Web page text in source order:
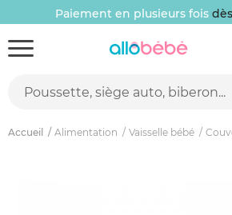
Paiement en plusieurs fois
Accueil Alimentation Vaisselle bébé